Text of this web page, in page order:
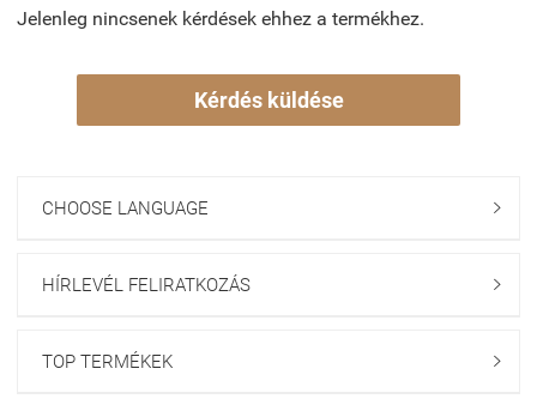
Jelenleg nincsenek kérdések ehhez a termékhez.
Kérdés küldése
CHOOSE LANGUAGE 
HÍRLEVÉL FELIRATKOZÁS 
TOP TERMÉKEK 